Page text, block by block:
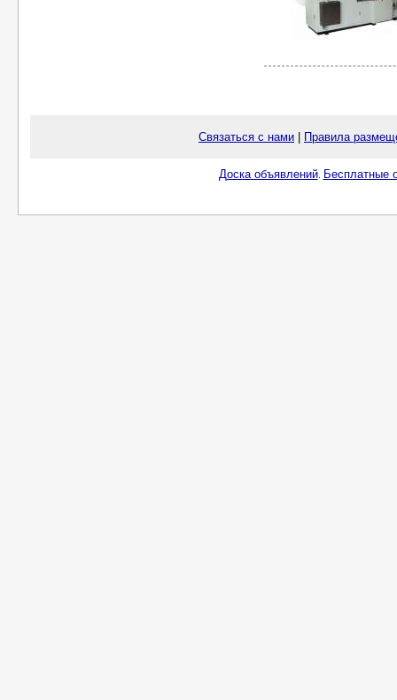
Связаться с нами Правила
Доска объявлений. Бесплатные